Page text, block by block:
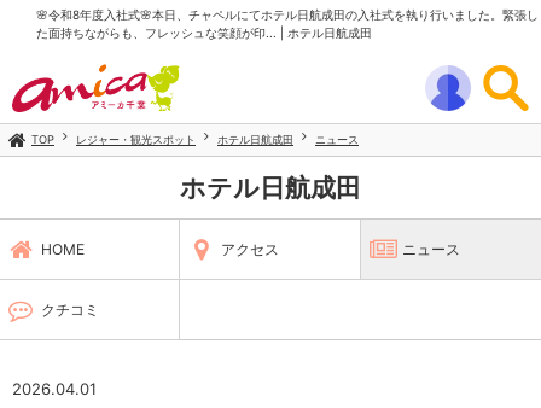
🌸令和8年度入社式🌸本日、チャペルにてホテル日航成田の入社式を執り行いました。緊張し
た面持ちながらも、フレッシュな笑顔が印... | ホテル日航成田
TOP レジャー・観光スポット ホテル日航成田 ニュース
ホテル日航成田
HOME アクセス ニュース
クチコミ
2026.04.01